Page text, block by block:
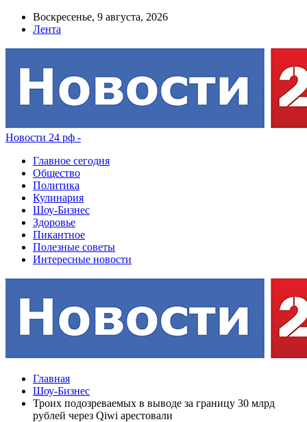
Воскресенье, 9 августа, 2026
Лента
Новости 24 рф -
Главное сегодня
Общество
Политика
Кулинария
Шоу-Бизнес
Здоровье
Пикантное
Полезные советы
Интересные новости
Главная
Шоу-Бизнес
Троих подозреваемых в выводе за границу 30 млрд
рублей через Qiwi арестовали